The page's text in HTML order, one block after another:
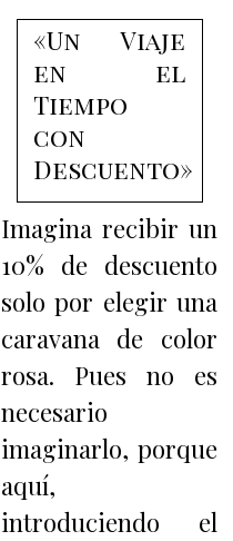
«Un Viaje
en el
Tiempo
con
Descuento»
Imagina recibir un
10% de descuento
solo por elegir una
caravana de color
rosa. Pues no es
necesario
imaginarlo, porque
aquí,
introduciendo el